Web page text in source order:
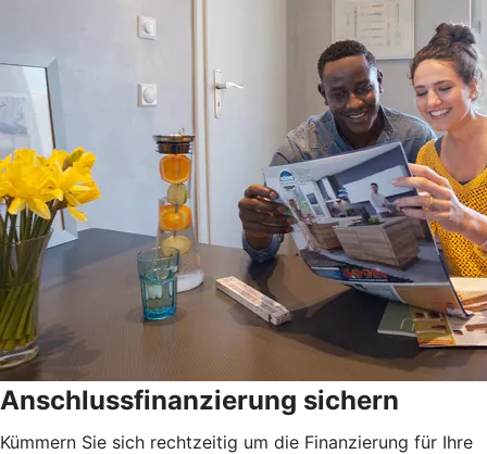
Anschlussfinanzierung sichern
Kümmern Sie sich rechtzeitig um die Finanzierung für Ihre